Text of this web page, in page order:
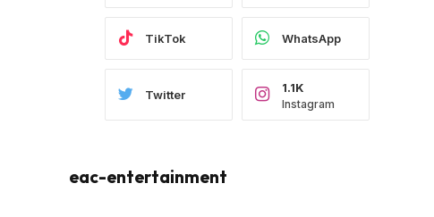
TikTok WhatsApp
Twitter
Instagram
1.1K
eac-entertainment